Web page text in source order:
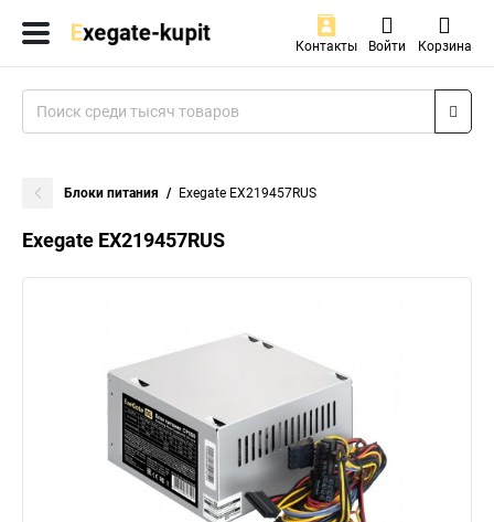
Контакты Войти Корзина
Блоки питания Exegate EX219457RUS
Exegate EX219457RUS